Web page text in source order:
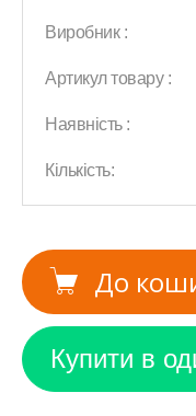
Виробник :
Артикул товару :
Наявність :
Кількість:
До